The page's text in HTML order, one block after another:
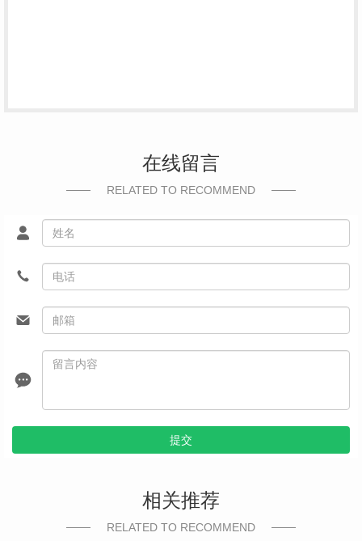
在线留言
RELATED TO RECOMMEND
提交
相关推荐
RELATED TO RECOMMEND